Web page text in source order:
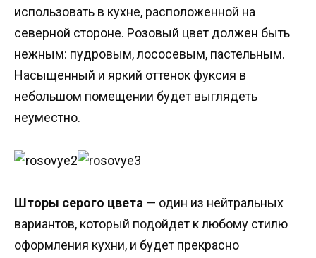
использовать в кухне, расположенной на
северной стороне. Розовый цвет должен быть
нежным: пудровым, лососевым, пастельным.
Насыщенный и яркий оттенок фуксия в
небольшом помещении будет выглядеть
неуместно.
Шторы серого цвета — один из нейтральных
вариантов, который подойдет к любому стилю
оформления кухни, и будет прекрасно